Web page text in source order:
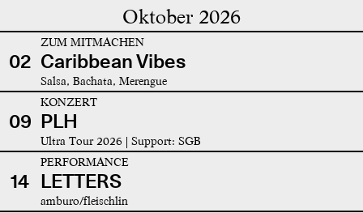
Oktober 2026
02
ZUM MITMACHEN
Caribbean Vibes
Salsa, Bachata, Merengue
09
KONZERT
PLH
Ultra Tour 2026 | Support: SGB
14
PERFORMANCE
LETTERS
amburo/fleischlin